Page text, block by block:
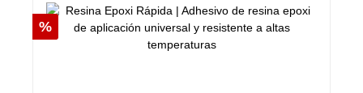
Descuento
%